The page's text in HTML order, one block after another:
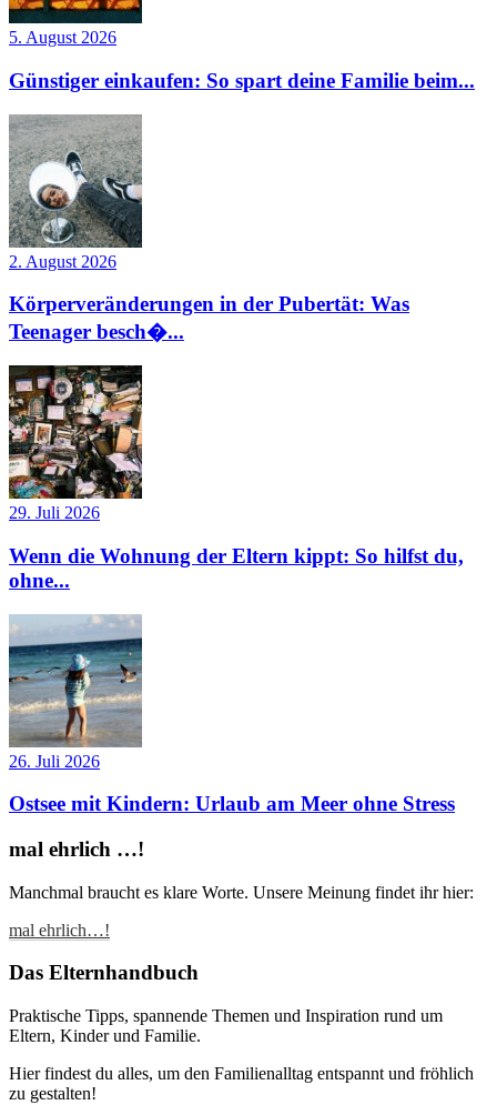
5. August 2026
Günstiger einkaufen: So spart deine Familie beim...
2. August 2026
Körperveränderungen in der Pubertät: Was
Teenager besch�...
29. Juli 2026
Wenn die Wohnung der Eltern kippt: So hilfst du,
ohne...
26. Juli 2026
Ostsee mit Kindern: Urlaub am Meer ohne Stress
mal ehrlich …!
Manchmal braucht es klare Worte. Unsere Meinung findet ihr hier:
mal ehrlich…!
Das Elternhandbuch
Praktische Tipps, spannende Themen und Inspiration rund um
Eltern, Kinder und Familie.
Hier findest du alles, um den Familienalltag entspannt und fröhlich
zu gestalten!